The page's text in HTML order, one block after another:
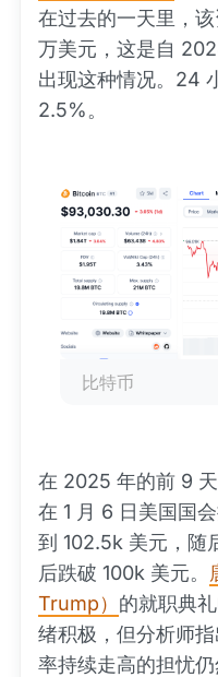
在过去的一天里，
万美元，这是自
出现这种情况。24
2.5%。
比特币
在 2025 年的前 9
在 1 月 6 日美国国
到 102.5k 美元，随
后跌破 100k 美元。
Trump） 的就职典
绪积极，但分析师
率持续走高的担忧仍